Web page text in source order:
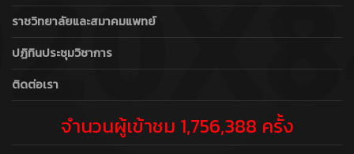
ราชวิทยาลัยและสมาคมแพทย์
ปฏิทินประชุมวิชาการ
ติดต่อเรา
จำนวนผู้เข้าชม 1,756,388 ครั้ง